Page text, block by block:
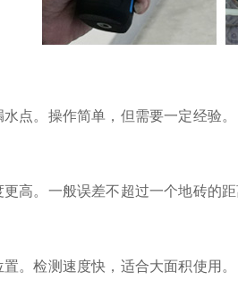
点。操作简单，但需要一定经验。
高。一般误差不超过一个地砖的距
。检测速度快，适合大面积使用。